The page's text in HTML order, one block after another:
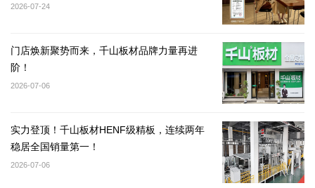
2026-07-24
门店焕新聚势而来，千山板材品牌力量再进
阶！
2026-07-06
实力登顶！千山板材HENF级精板，连续两年
稳居全国销量第一！
2026-07-06